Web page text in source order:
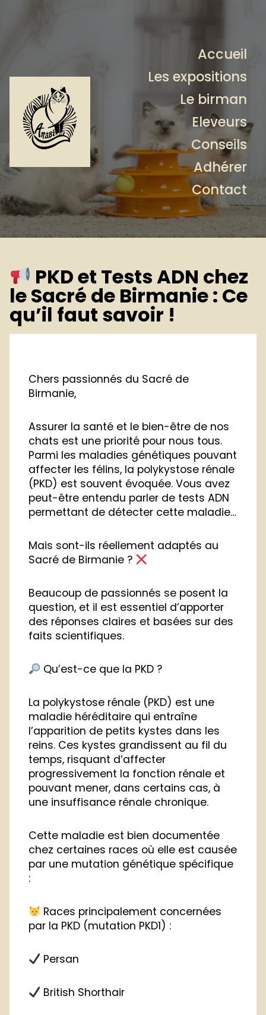
Accueil
Les expositions
Le birman
Eleveurs
Conseils
Adhérer
Contact
PKD et Tests ADN chez
le Sacré de Birmanie : Ce
qu’il faut savoir !
Chers passionnés du Sacré de
Birmanie,
Assurer la santé et le bien-être de nos
chats est une priorité pour nous tous.
Parmi les maladies génétiques pouvant
affecter les félins, la polykystose rénale
(PKD) est souvent évoquée. Vous avez
peut-être entendu parler de tests ADN
permettant de détecter cette maladie…
Mais sont-ils réellement adaptés au
Sacré de Birmanie ?
Beaucoup de passionnés se posent la
question, et il est essentiel d’apporter
des réponses claires et basées sur des
faits scientifiques.
Qu’est-ce que la PKD ?
La polykystose rénale (PKD) est une
maladie héréditaire qui entraîne
l’apparition de petits kystes dans les
reins. Ces kystes grandissent au fil du
temps, risquant d’affecter
progressivement la fonction rénale et
pouvant mener, dans certains cas, à
une insuffisance rénale chronique.
Cette maladie est bien documentée
chez certaines races où elle est causée
par une mutation génétique spécifique
:
Races principalement concernées
par la PKD (mutation PKD1) :
Persan
British Shorthair